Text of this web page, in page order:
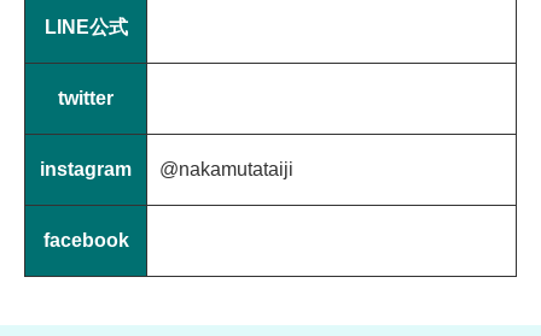
LINE公式
twitter
instagram @nakamutataiji
facebook